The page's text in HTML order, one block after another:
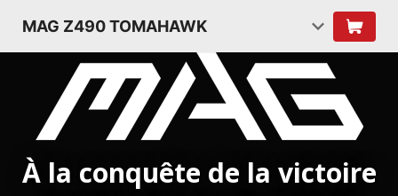
MAG Z490 TOMAHAWK
À la conquête de la victoire